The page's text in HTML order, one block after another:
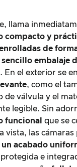
llama
compacto y
de
sencillo embalaje
En el exterior se
, como el
de válvula y el
legible. Sin
funcional que se
vista, las cámaras
un acabado
e